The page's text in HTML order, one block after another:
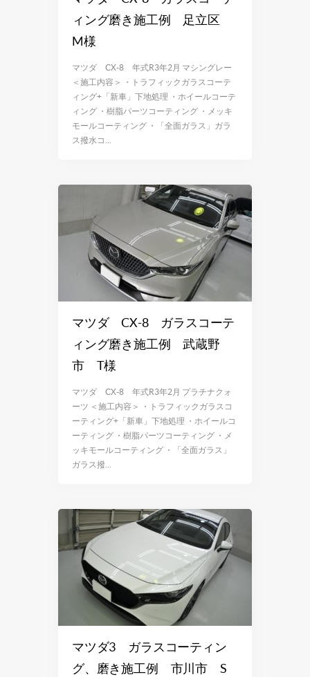
ィング磨き施工例 足立区
M様
マツダ CX-8 年式R3年2月 マシングレー
＜施工内容＞ ・トラフィックガラスコーテ
ィング+「新車」下地処理 ・ホイールコーテ
ィング ・樹脂パーツコーティング ・メッキ
モールコーティング ・「全面ガラス」ガラ
ス撥水コ…
マツダ CX-8 ガラスコーテ
ィング磨き施工例 武蔵野
市 T様
マツダ CX-8 年式R3年2月 プラチナクォ
ーツ ＜施工内容＞ ・トラフィックガラスコ
ーティング+「新車」下地処理 ・ホイールコ
ーティング ・樹脂パーツコーティング ・メ
ッキモールコーティング ・「全面ガラス」
ガラス撥…
マツダ3 ガラスコーティン
グ、磨き施工例 市川市 S